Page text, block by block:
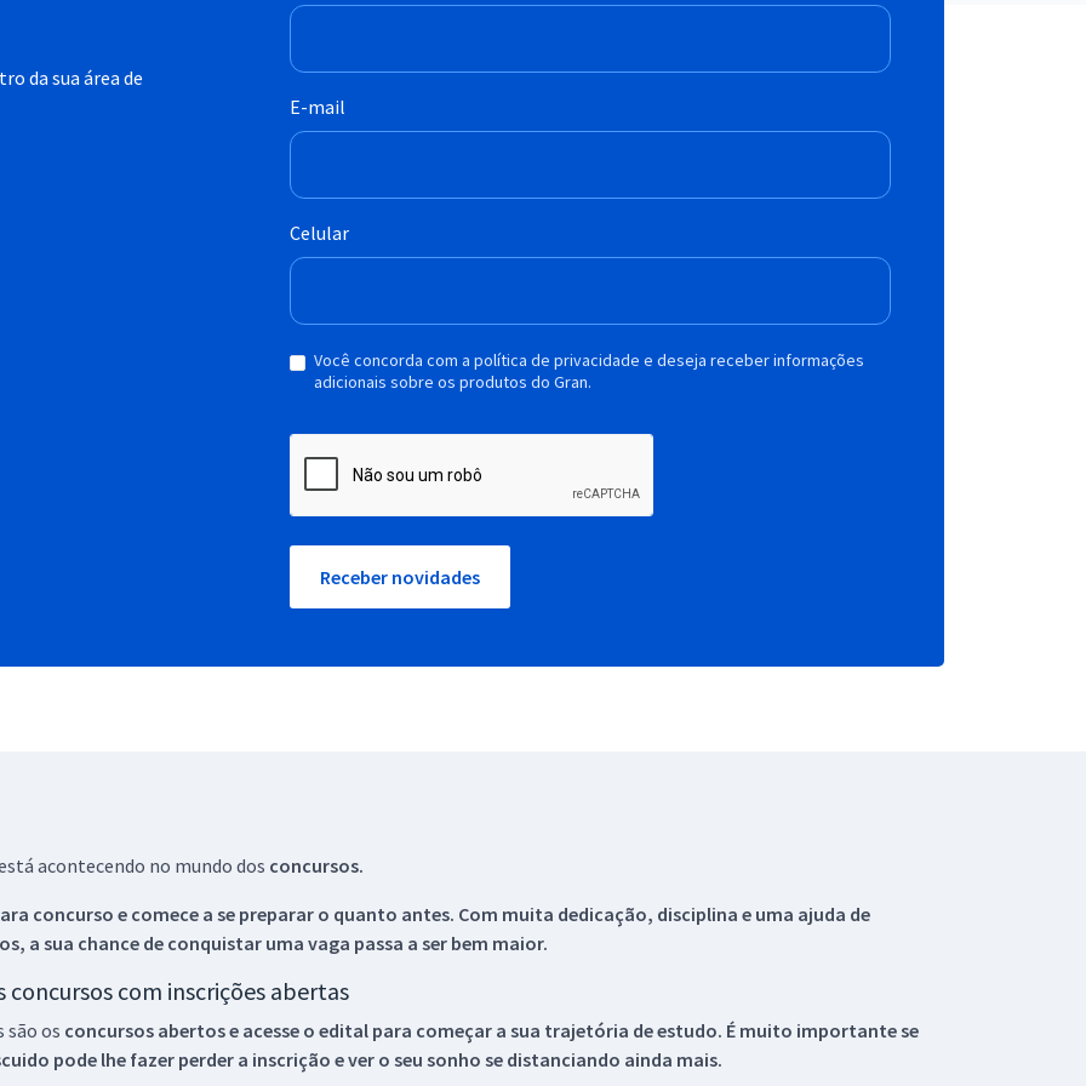
da sua área de
E-mail
Celular
Você concorda com a política de privacidade e deseja receber informações
adicionais sobre os produtos do Gran.
Receber novidades
acontecendo no mundo dos concursos.
concurso e comece a se preparar o quanto antes. Com muita dedicação, disciplina e uma ajuda de
a sua chance de conquistar uma vaga passa a ser bem maior.
com inscrições abertas
são os concursos abertos e acesse o edital para começar a sua trajetória de estudo. É muito importante se
pode lhe fazer perder a inscrição e ver o seu sonho se distanciando ainda mais.